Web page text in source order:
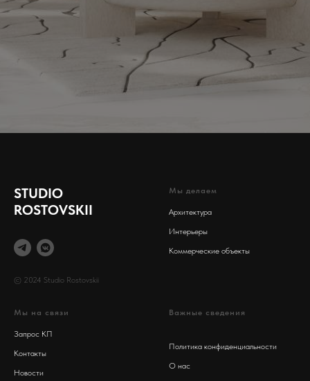
STUDIO
ROSTOVSKII
© 2024 Studio Rostovskii
Мы делаем
Архитектура
Интерьеры
Коммерческие объекты
Мы на связи
Запрос КП
Контакты
Новости
Важные сведения
Политика конфиденциальности
О нас